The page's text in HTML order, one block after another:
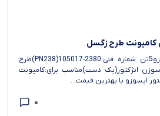
درباره سوزن انژکتور ایسوزو5تن شماره فنی:2380-105017(PN238)طرح
چینشامل4عدد سوزن انژکتور(یک دست)مناسب برای:کامیونت
0